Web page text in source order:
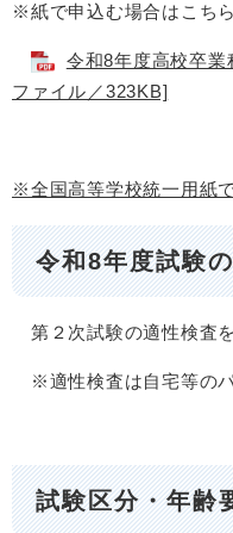
※紙で申込む場合はこちら
令和8年度高校卒
ファイル／323KB]
※全国高等学校統一用紙
令和8年度試験
第２次試験の適性検査
※適性検査は自宅等のパ
試験区分・年齢